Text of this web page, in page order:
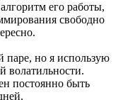
его работы,
свободно
паре, но я использую
волатильности.
постоянно быть